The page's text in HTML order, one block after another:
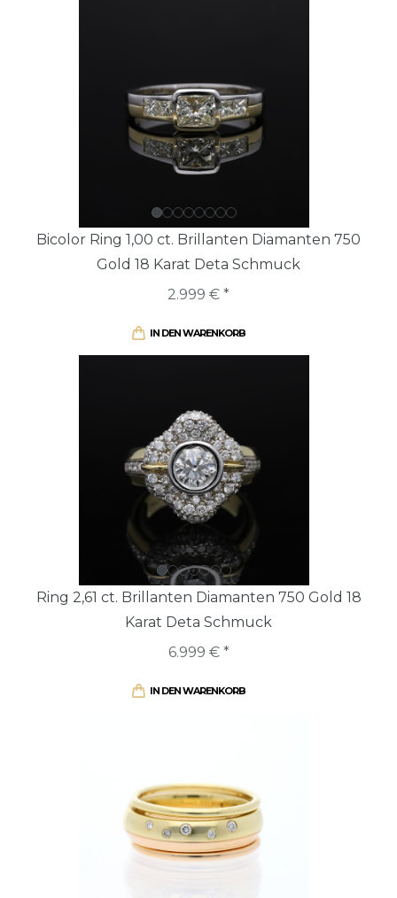
Bicolor Ring 1,00 ct. Brillanten Diamanten 750
Gold 18 Karat Deta Schmuck
2.999 € *
IN DEN WARENKORB
Ring 2,61 ct. Brillanten Diamanten 750 Gold 18
Karat Deta Schmuck
6.999 € *
IN DEN WARENKORB